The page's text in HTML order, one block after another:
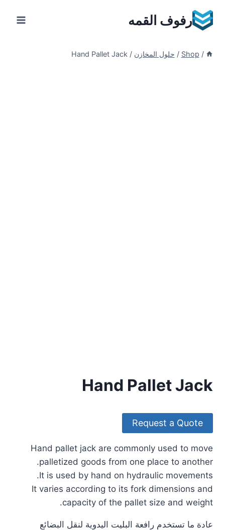
content
رفوف القمه
/
Shop
/ حلول المخازن /
Hand Pallet Jack
Hand Pallet Jack
Request a Quote
Hand pallet jack are commonly used to move
palletized goods from one place to another.
It is used by hand on hydraulic movements.
It varies according to its fork dimensions and
capacity of the pallet size and weight.
عادة ما تستخدم رافعة البليت اليدوية لنقل البضائع